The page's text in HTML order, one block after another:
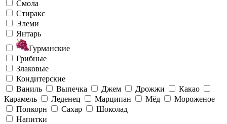
Смола
Стиракс
Элеми
Янтарь
Гурманские
Грибные
Злаковые
Кондитерские
Ваниль
Выпечка Джем Дрожжи
Какао
Карамель
Леденец Марципан Мёд
Мороженое
Попкорн
Сахар
Шоколад
Напитки